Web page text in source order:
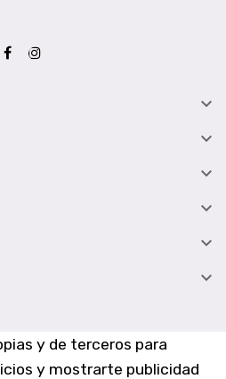
y de terceros para
y mostrarte publicidad





